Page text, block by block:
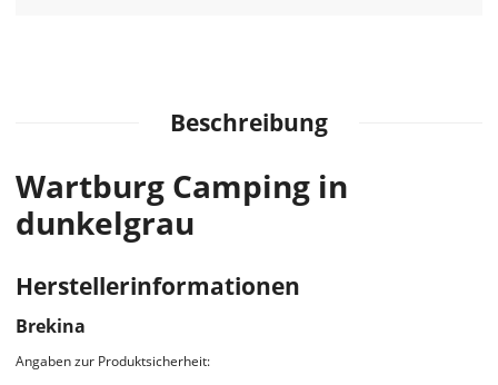
Beschreibung
Wartburg Camping in
dunkelgrau
Herstellerinformationen
Brekina
Angaben zur Produktsicherheit: